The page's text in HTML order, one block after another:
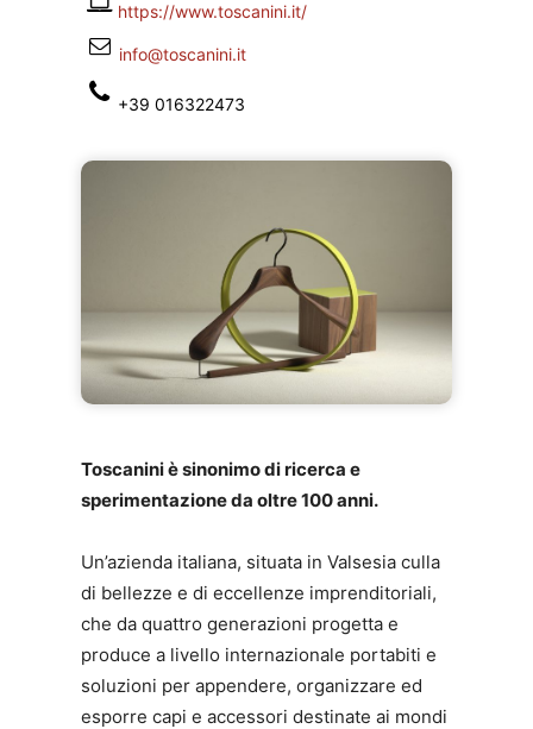
https://www.toscanini.it/
info@toscanini.it
+39 016322473
Toscanini è sinonimo di ricerca e
sperimentazione da oltre 100 anni.
Un’azienda italiana, situata in Valsesia culla
di bellezze e di eccellenze imprenditoriali,
che da quattro generazioni progetta e
produce a livello internazionale portabiti e
soluzioni per appendere, organizzare ed
esporre capi e accessori destinate ai mondi